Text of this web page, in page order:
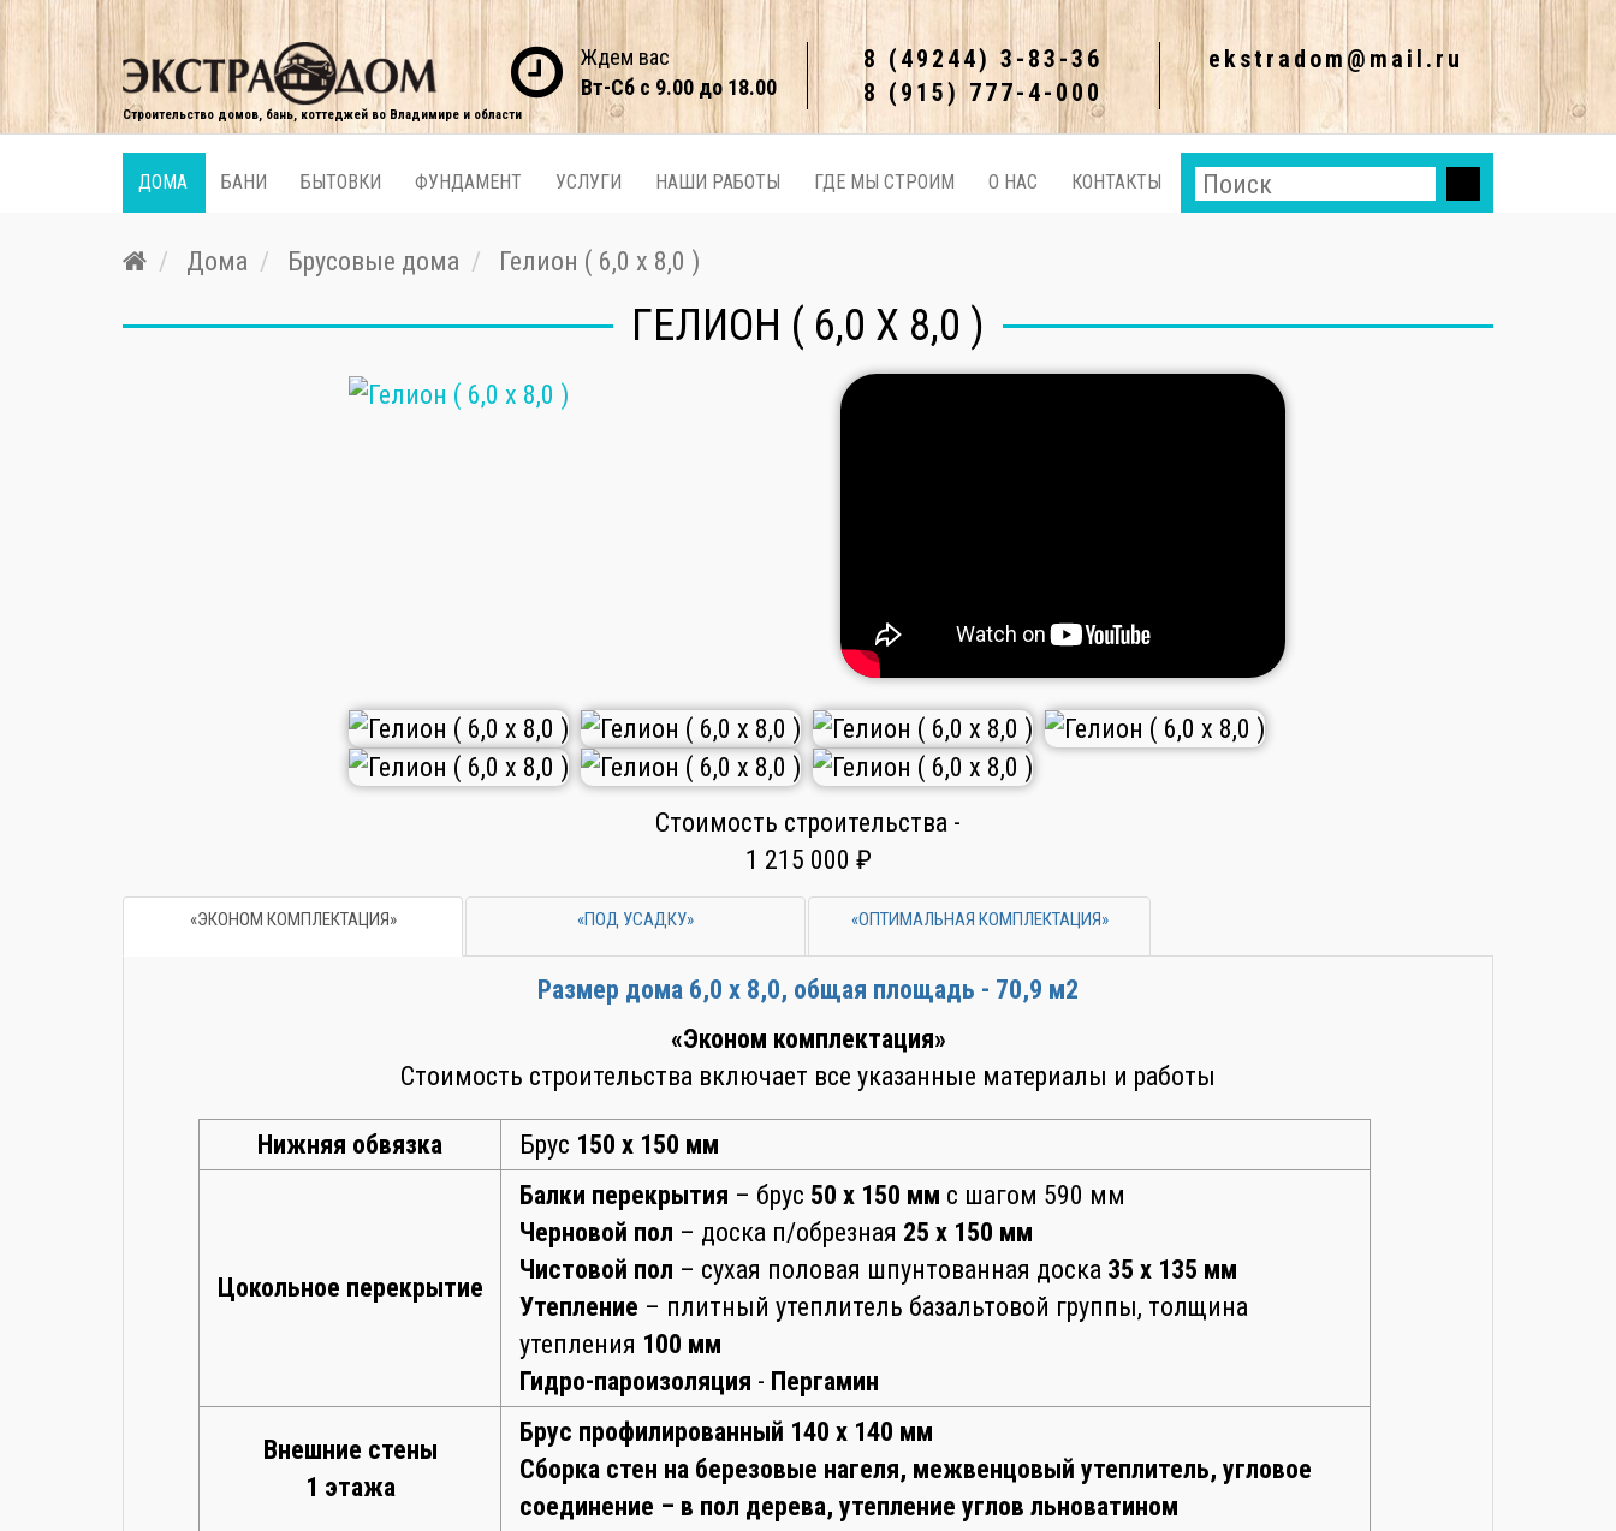
Строительство домов, бань, коттеджей во Владимире и области
Ждем вас
Вт-Сб с 9.00 до 18.00
8 (49244) 3-83-36
8 (915) 777-4-000
ekstradom@mail.ru
ДОМА БАНИ БЫТОВКИ ФУНДАМЕНТ УСЛУГИ НАШИ РАБОТЫ ГДЕ МЫ СТРОИМ О НАС КОНТАКТЫ
Дома Брусовые дома Гелион ( 6,0 х 8,0 )
ГЕЛИОН ( 6,0 Х 8,0 )
Стоимость строительства -
1 215 000 ₽
«ЭКОНОМ КОМПЛЕКТАЦИЯ» «ПОД УСАДКУ» «ОПТИМАЛЬНАЯ КОМПЛЕКТАЦИЯ»
Размер дома 6,0 х 8,0, общая площадь - 70,9 м2
«Эконом комплектация»
Стоимость строительства включает все указанные материалы и работы
Нижняя обвязка Брус 150 х 150 мм
Цокольное перекрытие
Балки перекрытия – брус 50 х 150 мм с шагом 590 мм
Черновой пол – доска п/обрезная 25 х 150 мм
Чистовой пол – сухая половая шпунтованная доска 35 х 135 мм
Утепление – плитный утеплитель базальтовой группы, толщина
утепления 100 мм
Гидро-пароизоляция - Пергамин
Внешние стены
1 этажа
Брус профилированный 140 х 140 мм
Сборка стен на березовые нагеля, межвенцовый утеплитель, угловое
соединение – в пол дерева, утепление углов льноватином